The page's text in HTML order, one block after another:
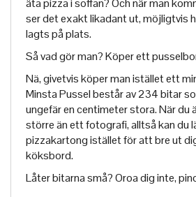
äta pizza i soffan? Och när man
ser det exakt likadant ut, möjligtvis
lagts på plats.
Så vad gör man? Köper ett
Nä, givetvis köper man istället ett
Minsta Pussel består av 234 bitar
ungefär en centimeter stora. När du
större än ett fotografi, alltså kan du
pizzakartong istället för att bre ut
köksbord.
Låter bitarna små? Oroa dig inte,